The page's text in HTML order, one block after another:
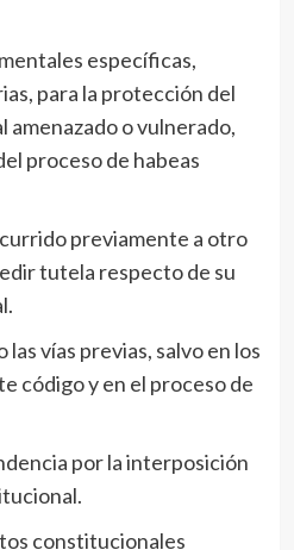
específicas,
para la protección del
o vulnerado,
proceso de habeas
previamente a otro
tutela respecto de su
vías previas, salvo en los
código y en el proceso de
por la interposición
constitucionales